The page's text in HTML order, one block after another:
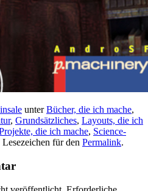
unterBücher, die ich mache,
, Grundsätzliches, Layouts, die ich
die ich mache, Science-
für den Permalink.